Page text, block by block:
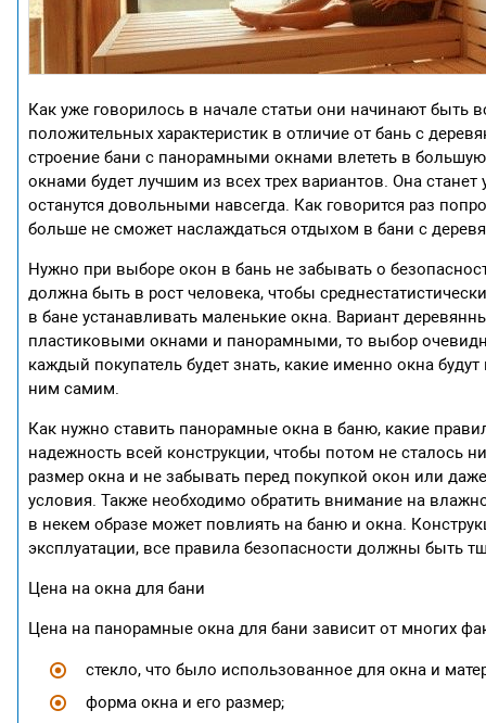
Как уже говорилось в начале статьи они начинают
положительных характеристик в отличие от бань с
строение бани с панорамными окнами влететь в
окнами будет лучшим из всех трех вариантов. Она
останутся довольными навсегда. Как говорится раз
больше не сможет наслаждаться отдыхом в бани с
Нужно при выборе окон в бань не забывать о
должна быть в рост человека, чтобы
в бане устанавливать маленькие окна. Вариант
пластиковыми окнами и панорамными, то выбор
каждый покупатель будет знать, какие именно окна
ним самим.
Как нужно ставить панорамные окна в баню, какие
надежность всей конструкции, чтобы потом не сталось
размер окна и не забывать перед покупкой окон или
условия. Также необходимо обратить внимание на
в некем образе может повлиять на баню и окна.
эксплуатации, все правила безопасности должны быть
Цена на окна для бани
Цена на панорамные окна для бани зависит от многих
стекло, что было использованное для окна и
форма окна и его размер;